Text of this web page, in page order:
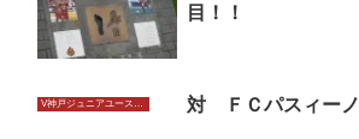
目！！
V神戸ジュニアユースU14 対 ＦＣパスィーノ